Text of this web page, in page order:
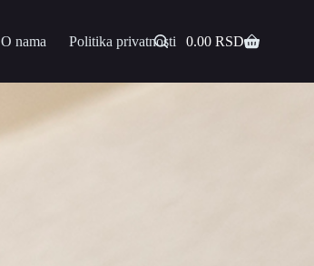
O nama Politika privatnosti 0.00 RSD